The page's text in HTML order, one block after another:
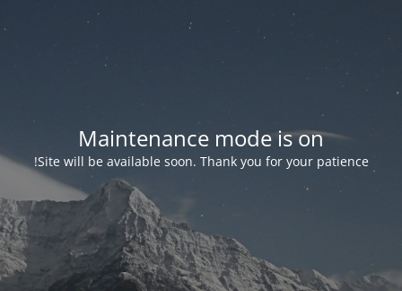
Maintenance mode is on
Site will be available soon. Thank you for your patience!